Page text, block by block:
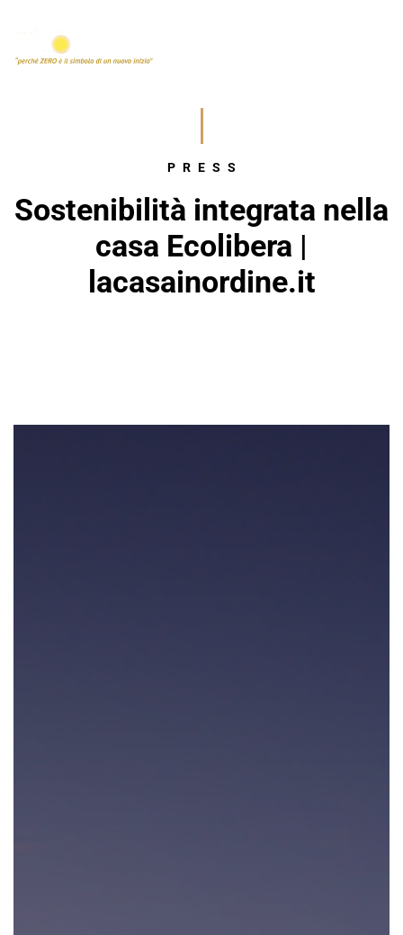
PRESS
Sostenibilità integrata nella
casa Ecolibera |
lacasainordine.it